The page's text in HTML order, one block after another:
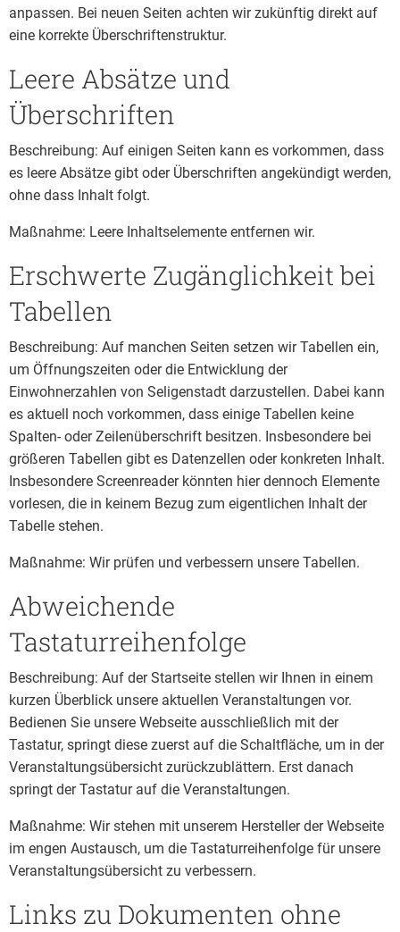
anpassen. Bei neuen Seiten achten wir zukünftig direkt auf
eine korrekte Überschriftenstruktur.
Leere Absätze und
Überschriften
Beschreibung: Auf einigen Seiten kann es vorkommen, dass
es leere Absätze gibt oder Überschriften angekündigt werden,
ohne dass Inhalt folgt.
Maßnahme: Leere Inhaltselemente entfernen wir.
Erschwerte Zugänglichkeit bei
Tabellen
Beschreibung: Auf manchen Seiten setzen wir Tabellen ein,
um Öffnungszeiten oder die Entwicklung der
Einwohnerzahlen von Seligenstadt darzustellen. Dabei kann
es aktuell noch vorkommen, dass einige Tabellen keine
Spalten- oder Zeilenüberschrift besitzen. Insbesondere bei
größeren Tabellen gibt es Datenzellen oder konkreten Inhalt.
Insbesondere Screenreader könnten hier dennoch Elemente
vorlesen, die in keinem Bezug zum eigentlichen Inhalt der
Tabelle stehen.
Maßnahme: Wir prüfen und verbessern unsere Tabellen.
Abweichende
Tastaturreihenfolge
Beschreibung: Auf der Startseite stellen wir Ihnen in einem
kurzen Überblick unsere aktuellen Veranstaltungen vor.
Bedienen Sie unsere Webseite ausschließlich mit der
Tastatur, springt diese zuerst auf die Schaltfläche, um in der
Veranstaltungsübersicht zurückzublättern. Erst danach
springt der Tastatur auf die Veranstaltungen.
Maßnahme: Wir stehen mit unserem Hersteller der Webseite
im engen Austausch, um die Tastaturreihenfolge für unsere
Veranstaltungsübersicht zu verbessern.
Links zu Dokumenten ohne